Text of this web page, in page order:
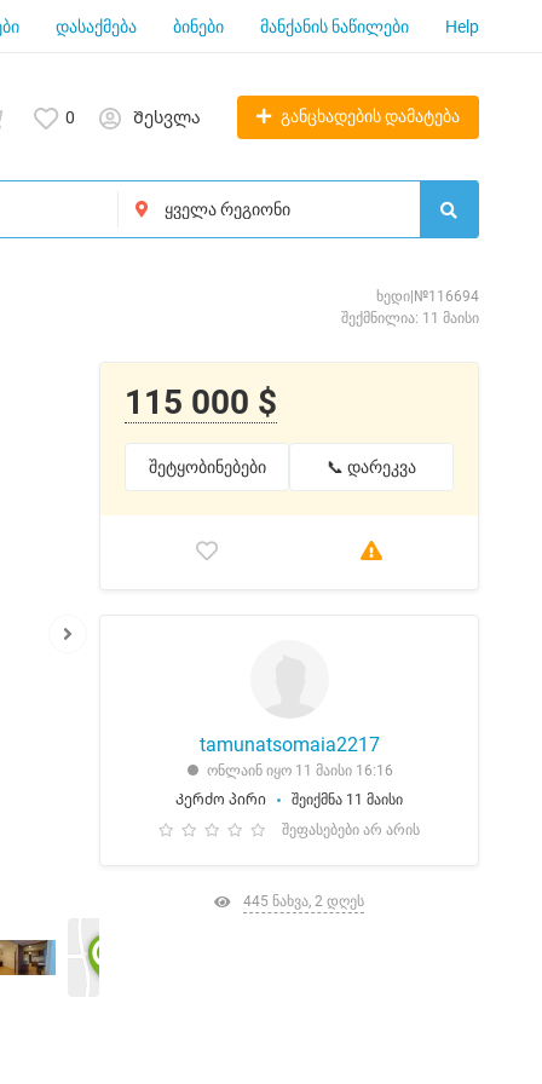
დასაქმება ბინები მანქანის ნაწილები Help
0 Შესვლა განცხადების დამატება
ხედი|№116694
შექმნილია: 11 მაისი
115 000 $
შეტყობინებები 📞 დარეკვა
tamunatsomaia2217
ონლაინ იყო 11 მაისი 16:16
Კერძო პირი
შეიქმნა 11 მაისი
შეფასებები არ არის
445 ნახვა, 2 დღეს